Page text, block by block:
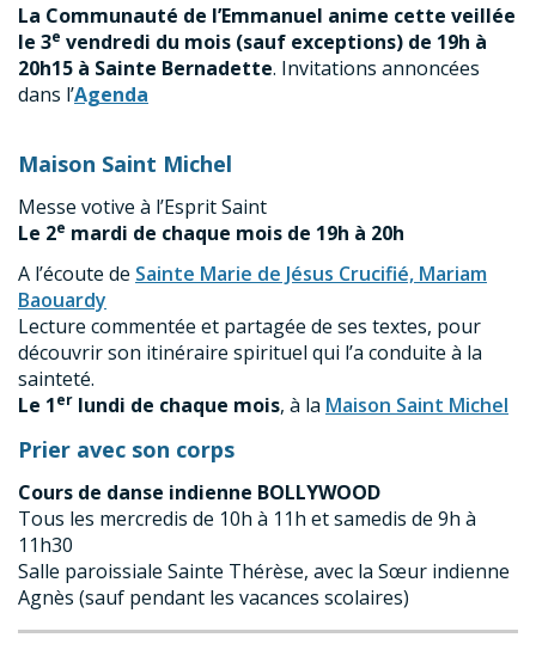
La Communauté de l’Emmanuel anime cette veillée
le 3e vendredi du mois (sauf exceptions) de 19h à
20h15 à Sainte Bernadette. Invitations annoncées
dans l’Agenda
Maison Saint Michel
Messe votive à l’Esprit Saint
Le 2e mardi de chaque mois de 19h à 20h
A l’écoute de Sainte Marie de Jésus Crucifié, Mariam
Baouardy
Lecture commentée et partagée de ses textes, pour
découvrir son itinéraire spirituel qui l’a conduite à la
sainteté.
Le 1er lundi de chaque mois, à la Maison Saint Michel
Prier avec son corps
Cours de danse indienne BOLLYWOOD
Tous les mercredis de 10h à 11h et samedis de 9h à
11h30
Salle paroissiale Sainte Thérèse, avec la Sœur indienne
Agnès (sauf pendant les vacances scolaires)